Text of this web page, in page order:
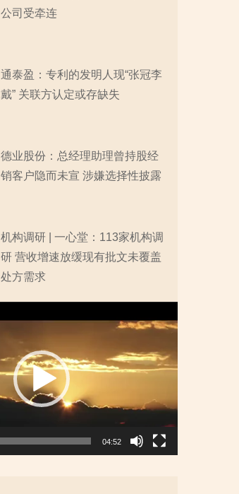
公司受牵连
通泰盈：专利的发明人现“张冠李
戴” 关联方认定或存缺失
德业股份：总经理助理曾持股经
销客户隐而未宣 涉嫌选择性披露
机构调研 | 一心堂：113家机构调
研 营收增速放缓现有批文未覆盖
处方需求
04:52